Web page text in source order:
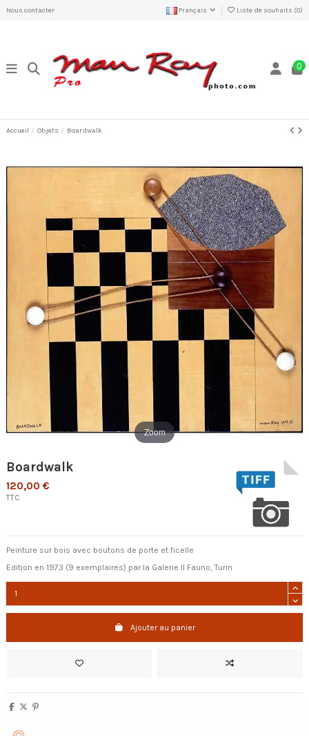
Nous contacter Français Liste de souhaits (0)
0
Accueil Objets Boardwalk
Zoom
Boardwalk
120,00 €
TTC
Peinture sur bois avec boutons de porte et ficelle
Edition en 1973 (9 exemplaires) par la Galerie Il Fauno, Turin
Ajouter au panier